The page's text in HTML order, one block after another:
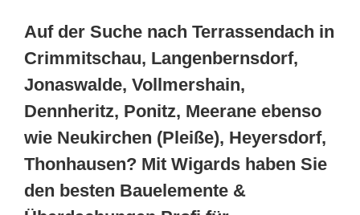
Auf der Suche nach Terrassendach in
Crimmitschau, Langenbernsdorf,
Jonaswalde, Vollmershain,
Dennheritz, Ponitz, Meerane ebenso
wie Neukirchen (Pleiße), Heyersdorf,
Thonhausen? Mit Wigards haben Sie
den besten Bauelemente &